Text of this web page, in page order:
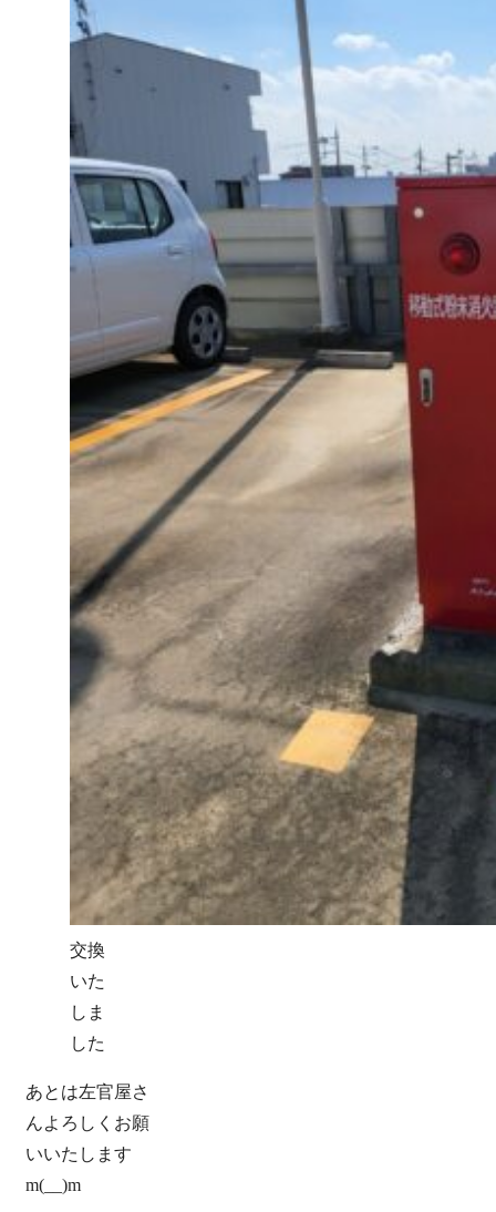
交換
いた
しま
した
あとは左官屋さ
んよろしくお願
いいたします
m(__)m